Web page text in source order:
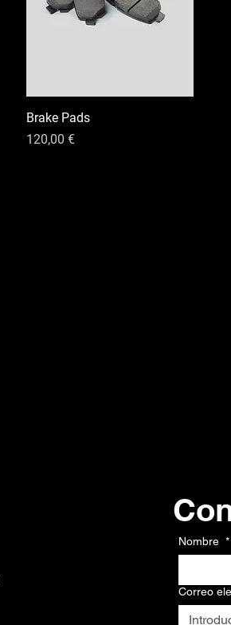
Brake Pads
Precio
120,00 €
Nombre *
Correo